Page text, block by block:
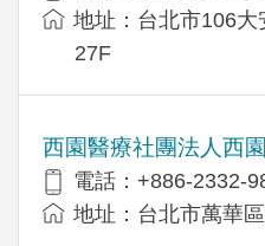
地址：台北市106
27F
西園醫療社團法人西
電話：+886-2332-
地址：台北市萬華